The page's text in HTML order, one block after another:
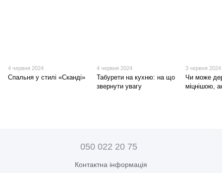
4 червня 2024
Спальня у стилі «Сканді»
4 червня 2024
Табурети на кухню: на що
звернути увагу
3 червня 2024
Чи може
міцнішою,
050 022 20 75
Контактна інформація